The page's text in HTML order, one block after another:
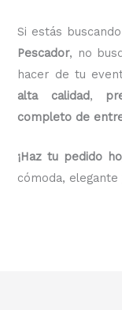
Si estás buscando
Pescador, no
hacer de tu
alta calidad,
completo de
¡Haz tu pedido
cómoda,